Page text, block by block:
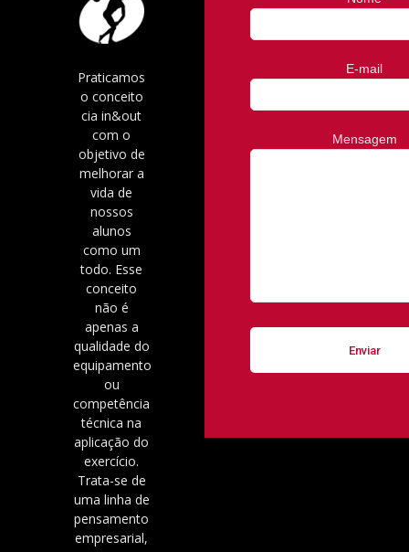
E-mail
Mensagem
Praticamos
o conceito
cia in&out
com o
objetivo de
melhorar a
vida de
nossos
alunos
como um
todo. Esse
conceito
não é
apenas a
qualidade do
equipamento
ou
competência
técnica na
aplicação do
exercício.
Trata-se de
uma linha de
pensamento
empresarial,